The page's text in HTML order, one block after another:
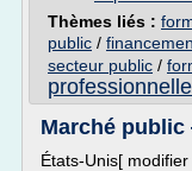
Thèmes liés :
public /
secteur public /
Marché
États-Unis[